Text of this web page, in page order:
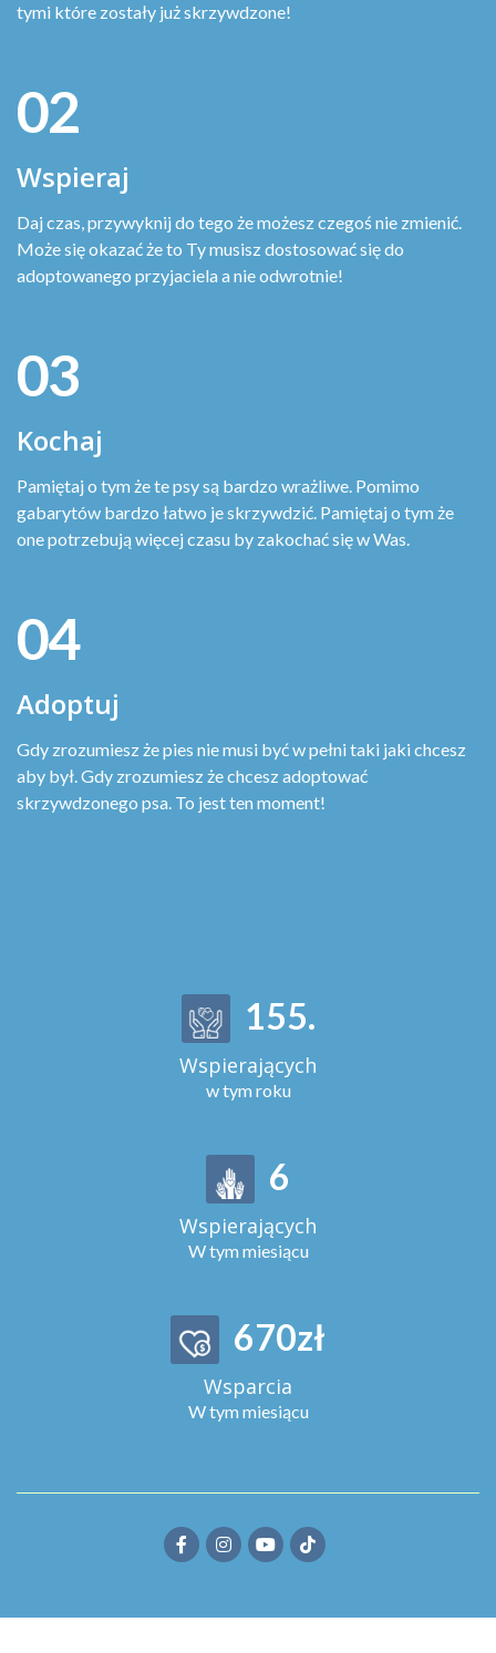
tymi które zostały już skrzywdzone!
02
Wspieraj
Daj czas, przywyknij do tego że możesz czegoś nie zmienić.
Może się okazać że to Ty musisz dostosować się do
adoptowanego przyjaciela a nie odwrotnie!
03
Kochaj
Pamiętaj o tym że te psy są bardzo wrażliwe. Pomimo
gabarytów bardzo łatwo je skrzywdzić. Pamiętaj o tym że
one potrzebują więcej czasu by zakochać się w Was.
04
Adoptuj
Gdy zrozumiesz że pies nie musi być w pełni taki jaki chcesz
aby był. Gdy zrozumiesz że chcesz adoptować
skrzywdzonego psa. To jest ten moment!
155.
Wspierających
w tym roku
6
Wspierających
W tym miesiącu
670zł
Wsparcia
W tym miesiącu